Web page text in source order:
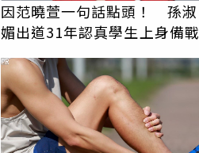
因范曉萱一句話點頭！ 孫淑
媚出道31年認真學生上身備戰
PR